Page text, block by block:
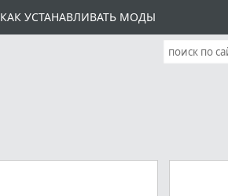
КАК УСТАНАВЛИВАТЬ МОДЫ